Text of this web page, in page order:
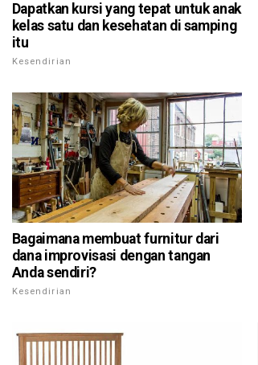
Dapatkan kursi yang tepat untuk anak
kelas satu dan kesehatan di samping
itu
Kesendirian
Bagaimana membuat furnitur dari
dana improvisasi dengan tangan
Anda sendiri?
Kesendirian